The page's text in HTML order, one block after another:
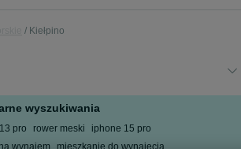
Kiełpino
wyszukiwania
pro rower meski
iphone 15 pro
wynajem mieszkanie do wynajęcia